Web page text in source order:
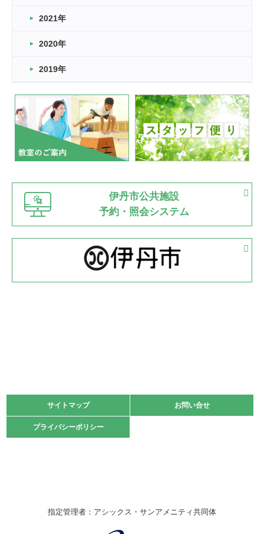
緑ケ丘体育館
2022.11.03
緑ケ丘体育館
いたっぼーる大会☆彡
緑ケ丘体育館
2022.07.03
市内総合体育大会が開始
緑ケ丘体育館 猪名川運動広場
古池運動広場
2022.06.12
県知事杯争奪バレーボール大会が開催
緑ケ丘体育館
2022.05.05
体育協会長杯 バドミントン競技の部
2022.05.22
緑ケ丘体育館
2021.10.23
卓球選手権大会ラージボールの部開催☆
伊丹市総合体育大会 バレーボール大会が開催されました
2021年
2020年
2019年
伊丹市公共施設
予約・照会システム
サイトマップ お問い合せ
プライバシーポリシー
サイトマップ お問い合せ
プライバシーポリシー
指定管理者：アシックス・サンアメニティ共同体